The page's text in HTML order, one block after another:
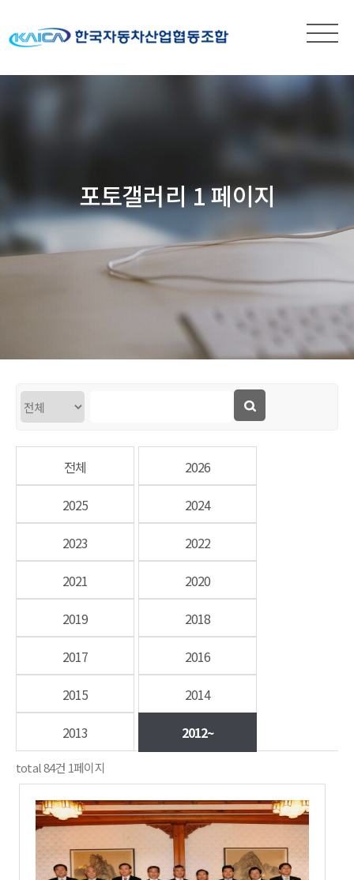
포토갤러리 1 페이지
전체
2026
2025
2024
2023
2022
2021
2020
2019
2018
2017
2016
2015
2014
2013
2012~
total84건 1페이지